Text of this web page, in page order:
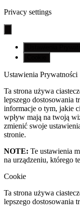
Privacy settings
Ustawienia Prywatności
Ta strona używa
lepszego dostosowania
informacje o tym, jakie
wpływ mają na twoją
zmienić swoje
stronie.
NOTE: Te ustawienia
na urządzeniu, którego
Cookie
Ta strona używa
lepszego dostosowania